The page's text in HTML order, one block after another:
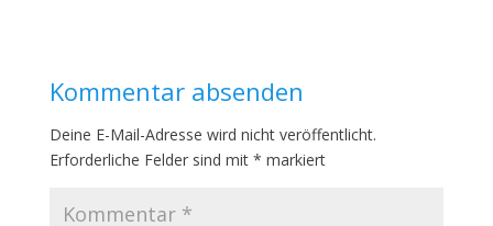
Kommentar absenden
Deine E-Mail-Adresse wird nicht veröffentlicht.
Erforderliche Felder sind mit * markiert